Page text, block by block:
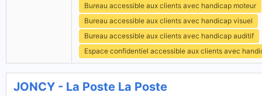
Bureau accessible aux clients avec handicap moteur
Bureau accessible aux clients avec handicap visuel
Bureau accessible aux clients avec handicap auditif
Espace confidentiel accessible aux clients avec
JONCY - La Poste La Poste